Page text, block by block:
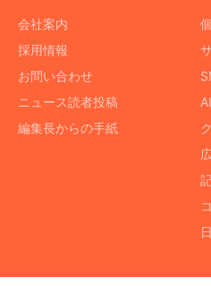
会社案内
採用情報
お問い合わせ
ニュース読者投稿
編集長からの手紙